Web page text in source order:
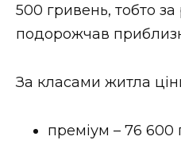
500 гривень, тобто
подорожчав
За класами житла
преміум – 76 600